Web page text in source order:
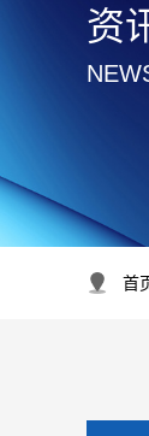
资
首